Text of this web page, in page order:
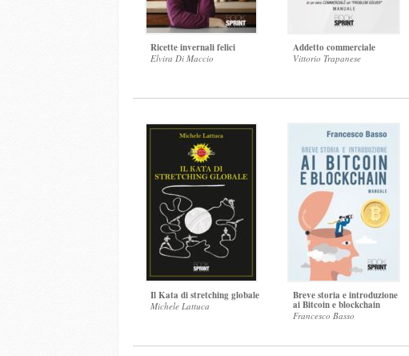
Ricette invernali felici
Elvira Di Maccio
Addetto commerciale
Vittorio Trapanese
Il Kata di stretching globale
Michele Lattuca
Breve storia e introduzione
ai Bitcoin e blockchain
Francesco Basso